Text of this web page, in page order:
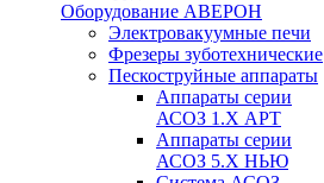
Оборудование АВЕРОН
Электровакуумные печи
Фрезеры зуботехнические
Пескоструйные аппараты
Аппараты серии
АСОЗ 1.Х АРТ
Аппараты серии
АСОЗ 5.Х НЬЮ